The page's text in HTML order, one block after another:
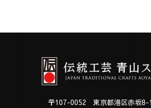
〒107-0052 東京都港区赤坂8-